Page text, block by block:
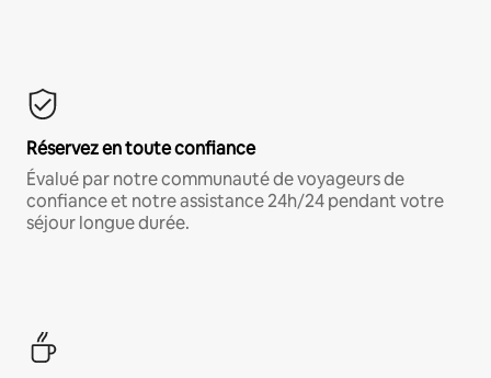
Réservez en toute confiance
Évalué par notre communauté de voyageurs de
confiance et notre assistance 24h/24 pendant votre
séjour longue durée.